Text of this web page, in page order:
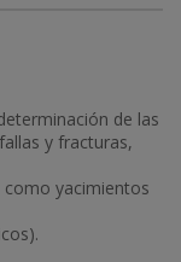
de las
y fracturas,
como yacimientos